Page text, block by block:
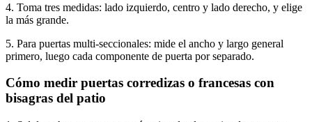
4. Toma tres medidas: lado izquierdo, centro y lado derecho, y elige
la más grande.
5. Para puertas multi-seccionales: mide el ancho y largo general
primero, luego cada componente de puerta por separado.
Cómo medir puertas corredizas o francesas con
bisagras del patio